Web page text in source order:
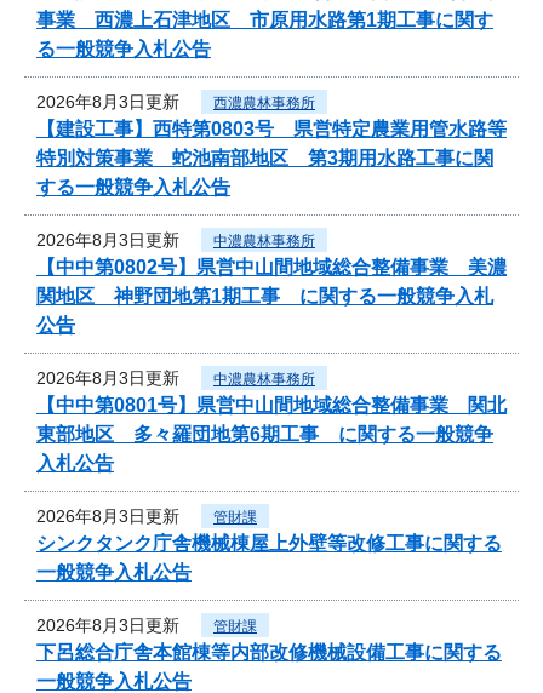
事業 西濃上石津地区 市原用水路第1期工事に関す
る一般競争入札公告
2026年8月3日更新 西濃農林事務所
【建設工事】西特第0803号 県営特定農業用管水路等
特別対策事業 蛇池南部地区 第3期用水路工事に関
する一般競争入札公告
2026年8月3日更新 中濃農林事務所
【中中第0802号】県営中山間地域総合整備事業 美濃
関地区 神野団地第1期工事 に関する一般競争入札
公告
2026年8月3日更新 中濃農林事務所
【中中第0801号】県営中山間地域総合整備事業 関北
東部地区 多々羅団地第6期工事 に関する一般競争
入札公告
2026年8月3日更新 管財課
シンクタンク庁舎機械棟屋上外壁等改修工事に関する
一般競争入札公告
2026年8月3日更新 管財課
下呂総合庁舎本館棟等内部改修機械設備工事に関する
一般競争入札公告